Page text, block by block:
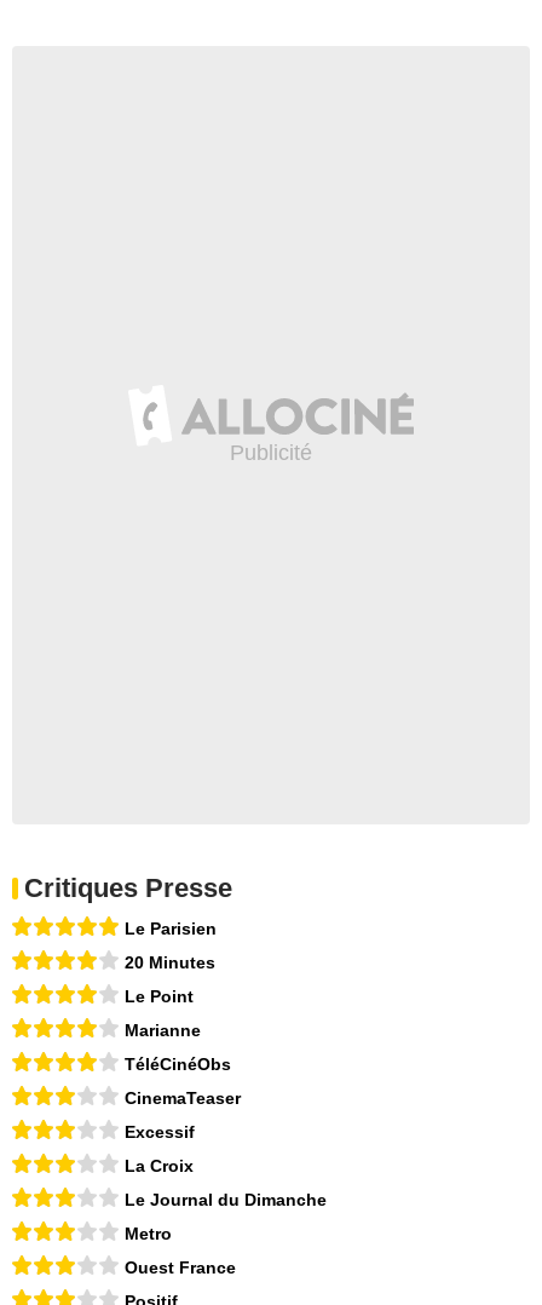
Critiques Presse
Le Parisien
20 Minutes
Le Point
Marianne
TéléCinéObs
CinemaTeaser
Excessif
La Croix
Le Journal du Dimanche
Metro
Ouest France